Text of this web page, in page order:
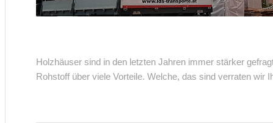
Holzhäuser sind in den letzten Jahren immer stärker
Rohstoff über viele Vorteile. Welche, das sind verraten wir